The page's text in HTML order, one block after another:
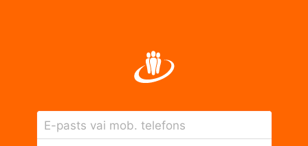
E-pasts vai mob. telefons